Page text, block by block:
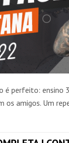
perfeito: ensino
amigos. Um